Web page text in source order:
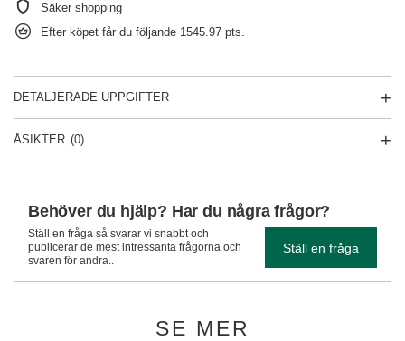
Säker shopping
Efter köpet får du följande 1545.97 pts.
DETALJERADE UPPGIFTER
ÅSIKTER (0)
Behöver du hjälp? Har du några frågor?
Ställ en fråga så svarar vi snabbt och
publicerar de mest intressanta frågorna och
svaren för andra..
Ställ en fråga
SE MER